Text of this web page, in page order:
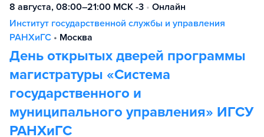
8 августа, 08:00–21:00 МСК -3 • Онлайн
Институт государственной службы и управления
РАНХиГС • Москва
День открытых дверей программы
магистратуры «Система
государственного и
муниципального управления» ИГСУ
РАНХиГС